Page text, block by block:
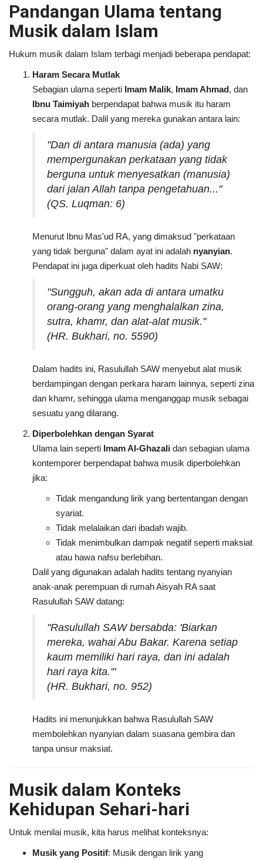
Pandangan Ulama tentang
Musik dalam Islam
Hukum musik dalam Islam terbagi menjadi beberapa pendapat:
Haram Secara Mutlak
Sebagian ulama seperti Imam Malik, Imam Ahmad, dan
Ibnu Taimiyah berpendapat bahwa musik itu haram
secara mutlak. Dalil yang mereka gunakan antara lain:
"Dan di antara manusia (ada) yang
mempergunakan perkataan yang tidak
berguna untuk menyesatkan (manusia)
dari jalan Allah tanpa pengetahuan..."
(QS. Luqman: 6)
Menurut Ibnu Mas'ud RA, yang dimaksud "perkataan
yang tidak berguna" dalam ayat ini adalah nyanyian.
Pendapat ini juga diperkuat oleh hadits Nabi SAW:
"Sungguh, akan ada di antara umatku
orang-orang yang menghalalkan zina,
sutra, khamr, dan alat-alat musik."
(HR. Bukhari, no. 5590)
Dalam hadits ini, Rasulullah SAW menyebut alat musik
berdampingan dengan perkara haram lainnya, seperti zina
dan khamr, sehingga ulama menganggap musik sebagai
sesuatu yang dilarang.
Diperbolehkan dengan Syarat
Ulama lain seperti Imam Al-Ghazali dan sebagian ulama
kontemporer berpendapat bahwa musik diperbolehkan
jika:
Tidak mengandung lirik yang bertentangan dengan
syariat.
Tidak melalaikan dari ibadah wajib.
Tidak menimbulkan dampak negatif seperti maksiat
atau hawa nafsu berlebihan.
Dalil yang digunakan adalah hadits tentang nyanyian
anak-anak perempuan di rumah Aisyah RA saat
Rasulullah SAW datang:
"Rasulullah SAW bersabda: 'Biarkan
mereka, wahai Abu Bakar. Karena setiap
kaum memiliki hari raya, dan ini adalah
hari raya kita.'"
(HR. Bukhari, no. 952)
Hadits ini menunjukkan bahwa Rasulullah SAW
membolehkan nyanyian dalam suasana gembira dan
tanpa unsur maksiat.
Musik dalam Konteks
Kehidupan Sehari-hari
Untuk menilai musik, kita harus melihat konteksnya:
Musik yang Positif: Musik dengan lirik yang